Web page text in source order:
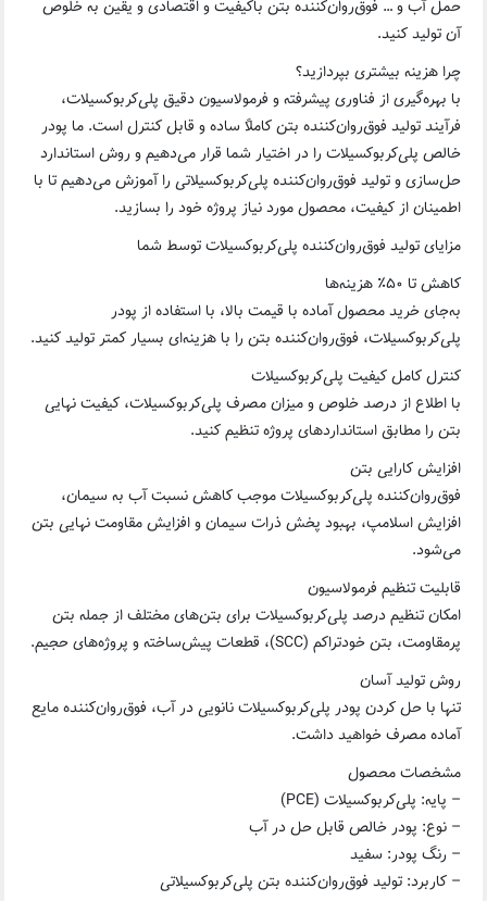
حمل آب و … فوق‌روان‌کننده بتن باکیفیت و اقتصادی و یقین به خلوص
آن تولید کنید.
چرا هزینه بیشتری بپردازید؟
با بهره‌گیری از فناوری پیشرفته و فرمولاسیون دقیق پلی‌کربوکسیلات،
فرآیند تولید فوق‌روان‌کننده بتن کاملاً ساده و قابل کنترل است. ما پودر
خالص پلی‌کربوکسیلات را در اختیار شما قرار می‌دهیم و روش استاندارد
حل‌سازی و تولید فوق‌روان‌کننده پلی‌کربوکسیلاتی را آموزش می‌دهیم تا با
اطمینان از کیفیت، محصول مورد نیاز پروژه خود را بسازید.
مزایای تولید فوق‌روان‌کننده پلی‌کربوکسیلات توسط شما
کاهش تا ۵۰٪ هزینه‌ها
به‌جای خرید محصول آماده با قیمت بالا، با استفاده از پودر
پلی‌کربوکسیلات، فوق‌روان‌کننده بتن را با هزینه‌ای بسیار کمتر تولید کنید.
کنترل کامل کیفیت پلی‌کربوکسیلات
با اطلاع از درصد خلوص و میزان مصرف پلی‌کربوکسیلات، کیفیت نهایی
بتن را مطابق استانداردهای پروژه تنظیم کنید.
افزایش کارایی بتن
فوق‌روان‌کننده پلی‌کربوکسیلات موجب کاهش نسبت آب به سیمان،
افزایش اسلامپ، بهبود پخش ذرات سیمان و افزایش مقاومت نهایی بتن
می‌شود.
قابلیت تنظیم فرمولاسیون
امکان تنظیم درصد پلی‌کربوکسیلات برای بتن‌های مختلف از جمله بتن
پرمقاومت، بتن خودتراکم (SCC)، قطعات پیش‌ساخته و پروژه‌های حجیم.
روش تولید آسان
تنها با حل کردن پودر پلی‌کربوکسیلات نانویی در آب، فوق‌روان‌کننده مایع
آماده مصرف خواهید داشت.
مشخصات محصول
– پایه: پلی‌کربوکسیلات (PCE)
– نوع: پودر خالص قابل حل در آب
– رنگ پودر: سفید
– کاربرد: تولید فوق‌روان‌کننده بتن پلی‌کربوکسیلاتی